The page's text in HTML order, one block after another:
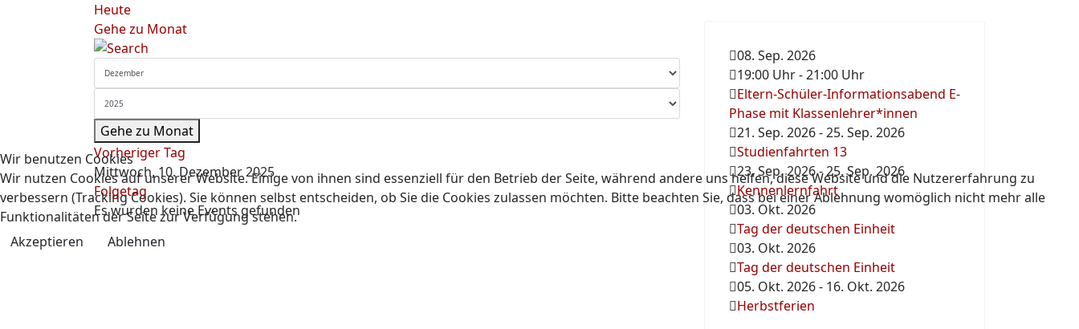
Heute
Gehe zu Monat
Gehe zu Monat
Vorheriger Tag
Mittwoch, 10. Dezember 2025
Folgetag
Es wurden keine Events gefunden
08. Sep. 2026
19:00 Uhr-21:00 Uhr
Eltern-Schüler-Informationsabend E-
Phase mit Klassenlehrer*innen
21. Sep. 2026-25. Sep. 2026
Studienfahrten 13
23. Sep. 2026-25. Sep. 2026
Kennenlernfahrt
03. Okt. 2026
Tag der deutschen Einheit
03. Okt. 2026
Tag der deutschen Einheit
05. Okt. 2026- 16. Okt. 2026
Herbstferien
Wir benutzen Cookies
Wir nutzen Cookies auf unserer Website. Einige von ihnen sind essenziell für den Betrieb der Seite, während andere uns helfen, diese Website und die Nutzererfahrung zu
verbessern (Tracking Cookies). Sie können selbst entscheiden, ob Sie die Cookies zulassen möchten. Bitte beachten Sie, dass bei einer Ablehnung womöglich nicht mehr alle
Funktionalitäten der Seite zur Verfügung stehen.
Akzeptieren
Ablehnen